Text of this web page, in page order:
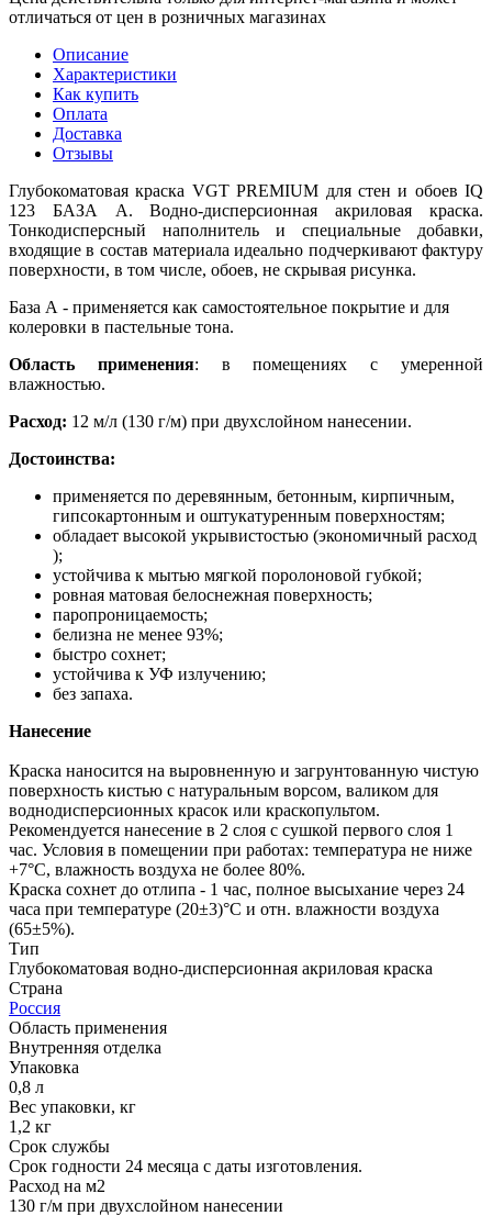
отличаться от цен в розничных магазинах
Описание
Характеристики
Как купить
Оплата
Доставка
Отзывы
Глубокоматовая краска VGT PREMIUM для стен и обоев IQ
123 БАЗА А. Водно-дисперсионная акриловая краска.
Тонкодисперсный наполнитель и специальные добавки,
входящие в состав материала идеально подчеркивают фактуру
поверхности, в том числе, обоев, не скрывая рисунка.
База А - применяется как самостоятельное покрытие и для
колеровки в пастельные тона.
Область применения: в помещениях с умеренной
влажностью.
Расход: 12 м/л (130 г/м) при двухслойном нанесении.
Достоинства:
применяется по деревянным, бетонным, кирпичным,
гипсокартонным и оштукатуренным поверхностям;
обладает высокой укрывистостью (экономичный расход
);
устойчива к мытью мягкой поролоновой губкой;
ровная матовая белоснежная поверхность;
паропроницаемость;
белизна не менее 93%;
быстро сохнет;
устойчива к УФ излучению;
без запаха.
Нанесение
Краска наносится на выровненную и загрунтованную чистую
поверхность кистью с натуральным ворсом, валиком для
воднодисперсионных красок или краскопультом.
Рекомендуется нанесение в 2 слоя с сушкой первого слоя 1
час. Условия в помещении при работах: температура не ниже
+7°С, влажность воздуха не более 80%.
Краска сохнет до отлипа - 1 час, полное высыхание через 24
часа при температуре (20±3)°С и отн. влажности воздуха
(65±5%).
Тип
Глубокоматовая водно-дисперсионная акриловая краска
Страна
Россия
Область применения
Внутренняя отделка
Упаковка
0,8 л
Вес упаковки, кг
1,2 кг
Срок службы
Срок годности 24 месяца с даты изготовления.
Расход на м2
130 г/м при двухслойном нанесении